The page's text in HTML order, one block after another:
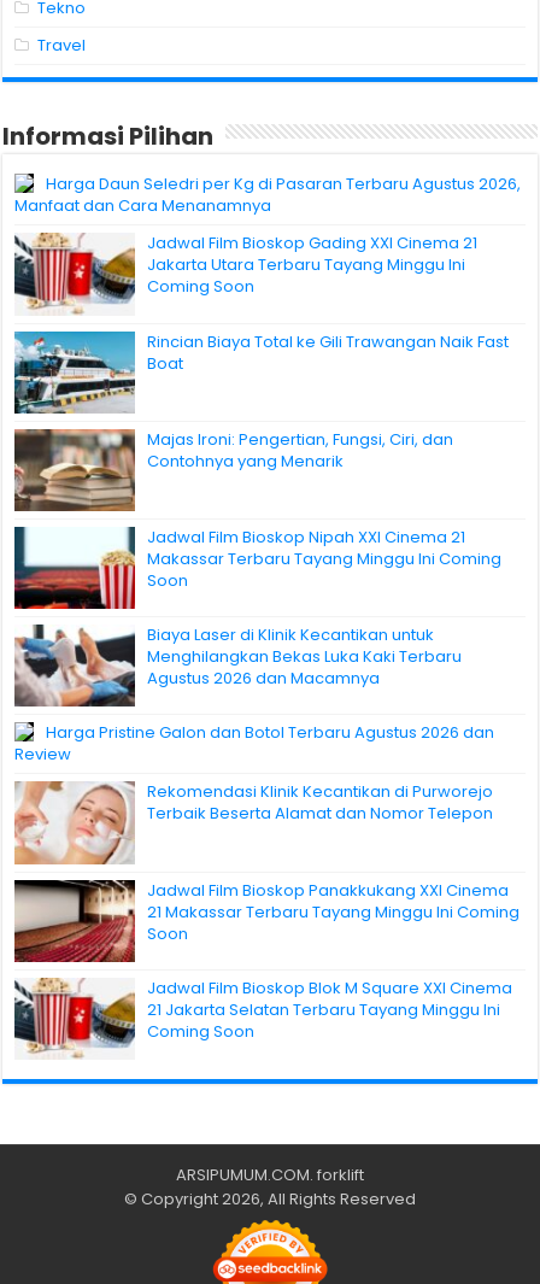
Tekno
Travel
Informasi Pilihan
Harga Daun Seledri per Kg di Pasaran Terbaru Agustus 2026,
Manfaat dan Cara Menanamnya
Jadwal Film Bioskop Gading XXI Cinema 21
Jakarta Utara Terbaru Tayang Minggu Ini
Coming Soon
Rincian Biaya Total ke Gili Trawangan Naik Fast
Boat
Majas Ironi: Pengertian, Fungsi, Ciri, dan
Contohnya yang Menarik
Jadwal Film Bioskop Nipah XXI Cinema 21
Makassar Terbaru Tayang Minggu Ini Coming
Soon
Biaya Laser di Klinik Kecantikan untuk
Menghilangkan Bekas Luka Kaki Terbaru
Agustus 2026 dan Macamnya
Harga Pristine Galon dan Botol Terbaru Agustus 2026 dan
Review
Rekomendasi Klinik Kecantikan di Purworejo
Terbaik Beserta Alamat dan Nomor Telepon
Jadwal Film Bioskop Panakkukang XXI Cinema
21 Makassar Terbaru Tayang Minggu Ini Coming
Soon
Jadwal Film Bioskop Blok M Square XXI Cinema
21 Jakarta Selatan Terbaru Tayang Minggu Ini
Coming Soon
ARSIPUMUM.COM. forklift
© Copyright 2026, All Rights Reserved